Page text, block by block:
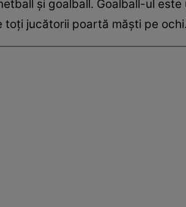
și goalball. Goalball-ul
jucătorii poartă măști pe ochi.